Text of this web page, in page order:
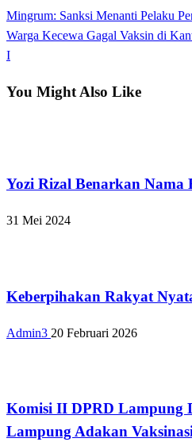
Navigasi
pos
Previous
Post
Mingrum: Sanksi Menanti Pelaku
Next
Post
Warga Kecewa Gagal Vaksin di
I
You Might Also Like
Yozi Rizal Benarkan
31 Mei 2024
Keberpihakan Rakyat
Admin3 20 Februari 2026
Komisi II DPRD Lampung
Lampung Adakan